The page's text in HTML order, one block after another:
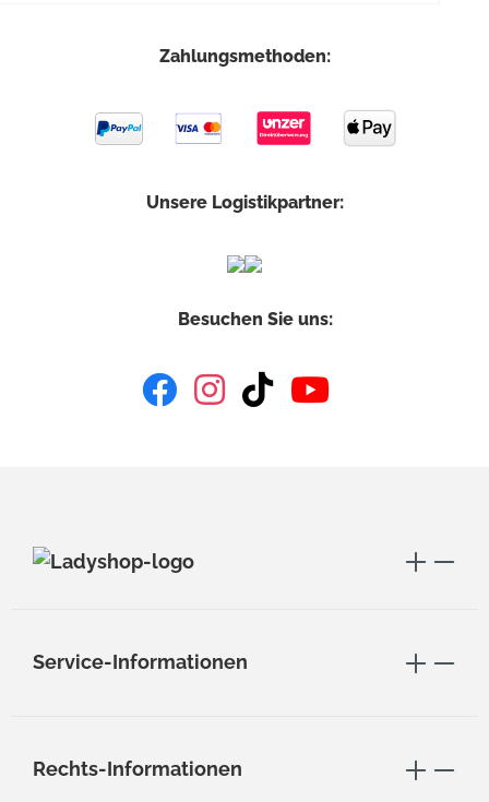
Zahlungsmethoden:
Unsere Logistikpartner:
Besuchen Sie uns:
Service-Informationen
Rechts-Informationen